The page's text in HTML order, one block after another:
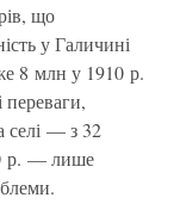
що
у Галичині
8 млн у 1910 р.
переваги,
селі — з 32
р. — лише